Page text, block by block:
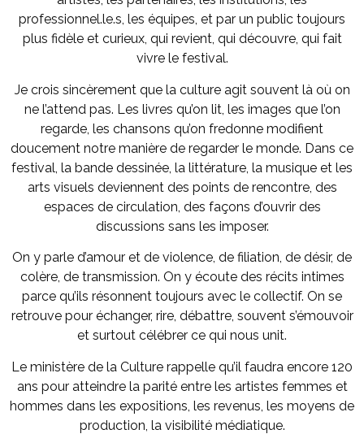
professionnel.le.s, les équipes, et par un public toujours
plus fidèle et curieux, qui revient, qui découvre, qui fait
vivre le festival.
Je crois sincèrement que la culture agit souvent là où on
ne l’attend pas. Les livres qu’on lit, les images que l’on
regarde, les chansons qu’on fredonne modifient
doucement notre manière de regarder le monde. Dans ce
festival, la bande dessinée, la littérature, la musique et les
arts visuels deviennent des points de rencontre, des
espaces de circulation, des façons d’ouvrir des
discussions sans les imposer.
On y parle d’amour et de violence, de filiation, de désir, de
colère, de transmission. On y écoute des récits intimes
parce qu’ils résonnent toujours avec le collectif. On se
retrouve pour échanger, rire, débattre, souvent s’émouvoir
et surtout célébrer ce qui nous unit.
Le ministère de la Culture rappelle qu’il faudra encore 120
ans pour atteindre la parité entre les artistes femmes et
hommes dans les expositions, les revenus, les moyens de
production, la visibilité médiatique.